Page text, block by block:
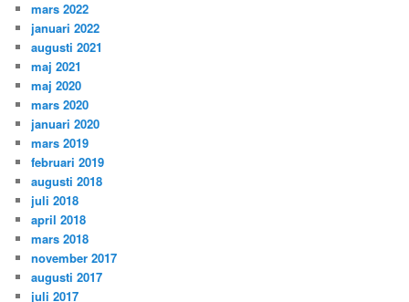
mars 2022
januari 2022
augusti 2021
maj 2021
maj 2020
mars 2020
januari 2020
mars 2019
februari 2019
augusti 2018
juli 2018
april 2018
mars 2018
november 2017
augusti 2017
juli 2017